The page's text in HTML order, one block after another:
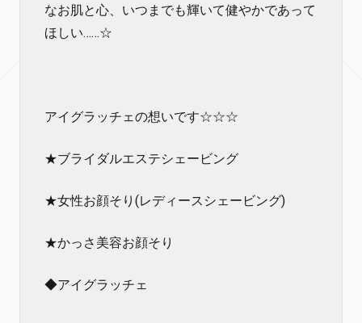
なお肌と心、いつまでも輝いて健やかであって
ほしい……☆
アイグラッチェの想いです☆☆☆
★ブライダルエステシェービング
★女性お顔そり(レディースシェービング)
★かっさ美容お顔そり
◆アイグラッチェ